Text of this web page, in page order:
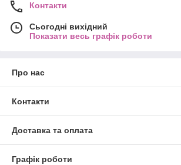
Контакти
Сьогодні вихідний
Показати весь графік роботи
Про нас
Контакти
Доставка та оплата
Графік роботи